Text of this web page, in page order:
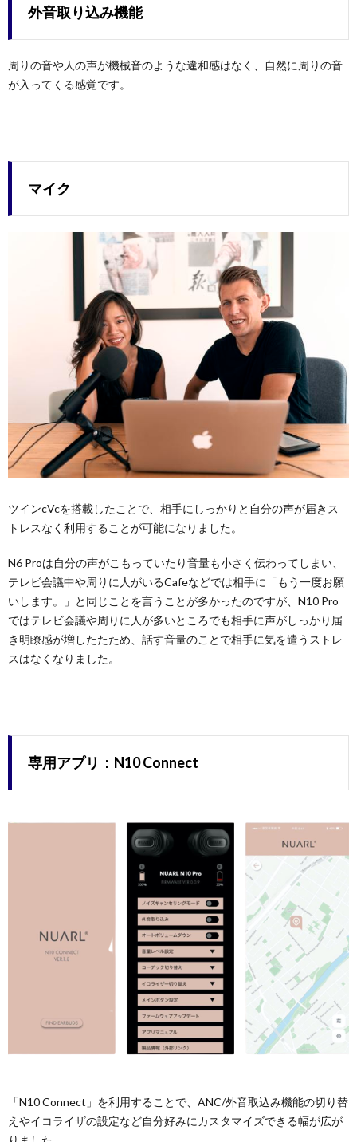
外音取り込み機能
周りの音や人の声が機械音のような違和感はなく、自然に周りの音
が入ってくる感覚です。
マイク
ツインcVcを搭載したことで、相手にしっかりと自分の声が届きス
トレスなく利用することが可能になりました。
N6 Proは自分の声がこもっていたり音量も小さく伝わってしまい、
テレビ会議中や周りに人がいるCafeなどでは相手に「もう一度お願
いします。」と同じことを言うことが多かったのですが、N10 Pro
ではテレビ会議や周りに人が多いところでも相手に声がしっかり届
き明瞭感が増したたため、話す音量のことで相手に気を遣うストレ
スはなくなりました。
専用アプリ：N10 Connect
「N10 Connect」を利用することで、ANC/外音取込み機能の切り替
えやイコライザの設定など自分好みにカスタマイズできる幅が広が